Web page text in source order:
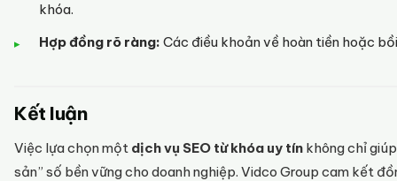
khóa.
Hợp đồng rõ ràng: Các điều khoản về hoàn tiền hoặc
Kết luận
Việc lựa chọn một dịch vụ SEO từ khóa uy tín không chỉ
sản” số bền vững cho doanh nghiệp. Vidco Group cam kết